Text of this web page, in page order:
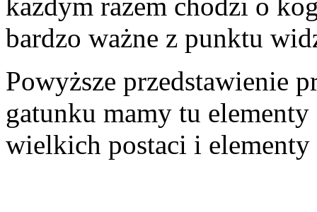
bardzo ważne z punktu
Powyższe przedstawienie
gatunku mamy tu
wielkich postaci i